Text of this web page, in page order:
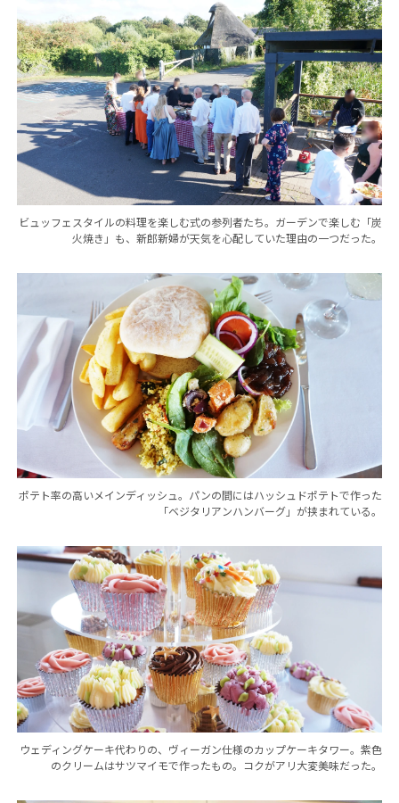
ビュッフェスタイルの料理を楽しむ式の参列者たち。ガーデンで楽しむ「炭
火焼き」も、新郎新婦が天気を心配していた理由の一つだった。
ポテト率の高いメインディッシュ。パンの間にはハッシュドポテトで作った
「ベジタリアンハンバーグ」が挟まれている。
ウェディングケーキ代わりの、ヴィーガン仕様のカップケーキタワー。紫色
のクリームはサツマイモで作ったもの。コクがアリ大変美味だった。